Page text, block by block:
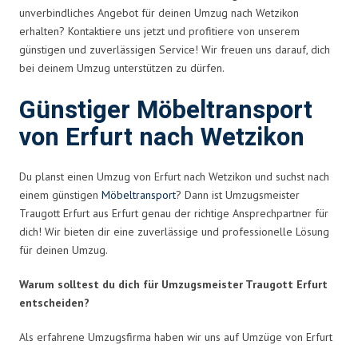
unverbindliches Angebot für deinen Umzug nach Wetzikon
erhalten? Kontaktiere uns jetzt und profitiere von unserem
günstigen und zuverlässigen Service! Wir freuen uns darauf, dich
bei deinem Umzug unterstützen zu dürfen.
Günstiger Möbeltransport
von Erfurt nach Wetzikon
Du planst einen Umzug von Erfurt nach Wetzikon und suchst nach
einem günstigen Möbeltransport? Dann ist Umzugsmeister
Traugott Erfurt aus Erfurt genau der richtige Ansprechpartner für
dich! Wir bieten dir eine zuverlässige und professionelle Lösung
für deinen Umzug.
Warum solltest du dich für Umzugsmeister Traugott Erfurt
entscheiden?
Als erfahrene Umzugsfirma haben wir uns auf Umzüge von Erfurt